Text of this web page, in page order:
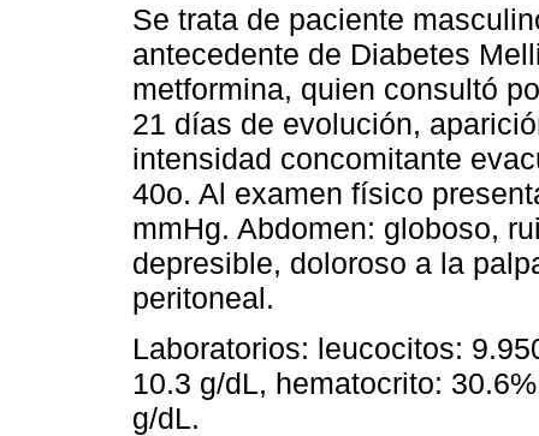
Se trata de paciente
antecedente de Diabetes
metformina, quien consultó
21 días de evolución,
intensidad concomitante
40o. Al examen físico
mmHg. Abdomen: globoso,
depresible, doloroso a la
peritoneal.
Laboratorios: leucocitos:
10.3 g/dL, hematocrito:
g/dL.